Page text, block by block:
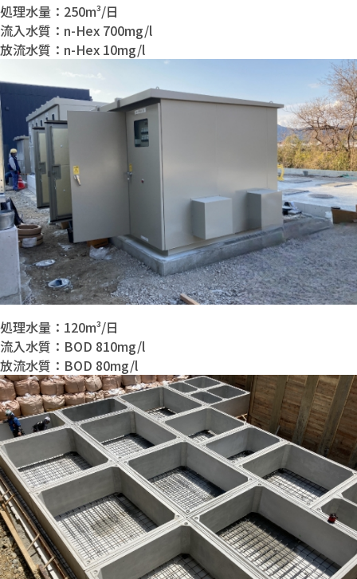
処理水量：250m³/日
流入水質：n-Hex 700mg/l
放流水質：n-Hex 10mg/l
処理水量：120m³/日
流入水質：BOD 810mg/l
放流水質：BOD 80mg/l